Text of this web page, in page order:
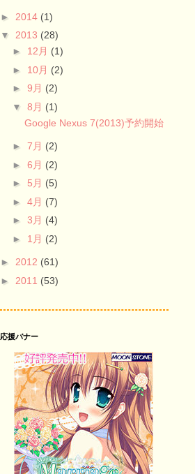
► 2014 (1)
▼ 2013 (28)
► 12月 (1)
► 10月 (2)
► 9月 (2)
▼ 8月 (1)
Google Nexus 7(2013)予約開始
► 7月 (2)
► 6月 (2)
► 5月 (5)
► 4月 (7)
► 3月 (4)
► 1月 (2)
► 2012 (61)
► 2011 (53)
応援バナー